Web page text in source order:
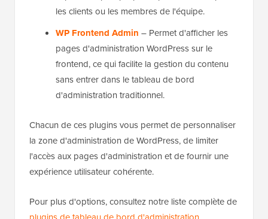
les clients ou les membres de l'équipe.
WP Frontend Admin – Permet d'afficher les
pages d'administration WordPress sur le
frontend, ce qui facilite la gestion du contenu
sans entrer dans le tableau de bord
d'administration traditionnel.
Chacun de ces plugins vous permet de personnaliser
la zone d'administration de WordPress, de limiter
l'accès aux pages d'administration et de fournir une
expérience utilisateur cohérente.
Pour plus d'options, consultez notre liste complète de